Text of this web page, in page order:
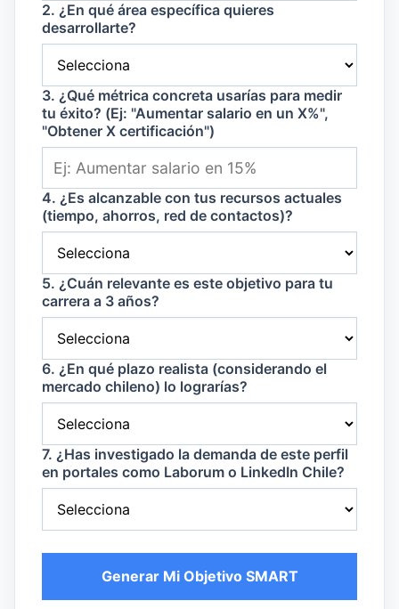
2. ¿En qué área específica quieres
desarrollarte?
3. ¿Qué métrica concreta usarías para medir
tu éxito? (Ej: "Aumentar salario en un X%",
"Obtener X certificación")
4. ¿Es alcanzable con tus recursos actuales
(tiempo, ahorros, red de contactos)?
5. ¿Cuán relevante es este objetivo para tu
carrera a 3 años?
6. ¿En qué plazo realista (considerando el
mercado chileno) lo lograrías?
7. ¿Has investigado la demanda de este perfil
en portales como Laborum o LinkedIn Chile?
Generar Mi Objetivo SMART